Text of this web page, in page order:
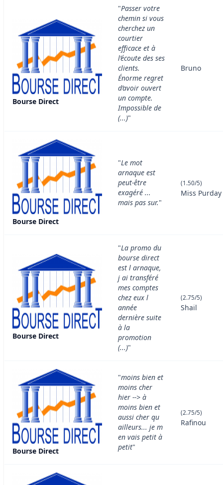
Bourse Direct
"Passer votre
chemin si vous
cherchez un
courtier
efficace et à
l’écoute des ses
clients.
Énorme regret
d’avoir ouvert
un compte.
Impossible de
(...)"
Bruno
Bourse Direct
"Le mot
arnaque est
peut-être
exagéré ...
mais pas sur."
(1.50/5)
Miss Purday
Bourse Direct
"La promo du
bourse direct
est l arnaque,
j ai transféré
mes comptes
chez eux l
année
dernière suite
à la
promotion
(...)"
(2.75/5)
Shail
Bourse Direct
"moins bien et
moins cher
hier --> à
moins bien et
aussi cher qu
ailleurs... je m
en vais petit à
petit"
(2.75/5)
Rafinou